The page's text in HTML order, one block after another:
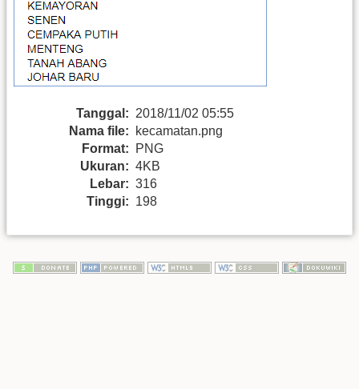
Tanggal: 2018/11/02 05:55
Nama file:
kecamatan.png
Format:
PNG
Ukuran: 4KB
Lebar: 316
Tinggi: 198